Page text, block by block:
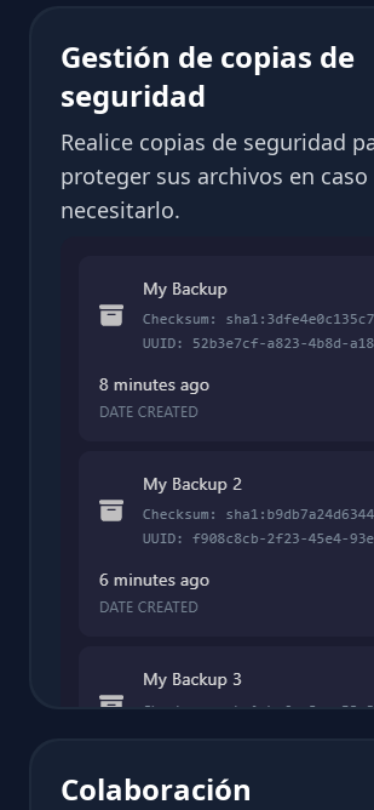
Colaboración
Gestión de copias de
seguridad
Realice copias de seguridad
proteger sus archivos en caso
necesitarlo.